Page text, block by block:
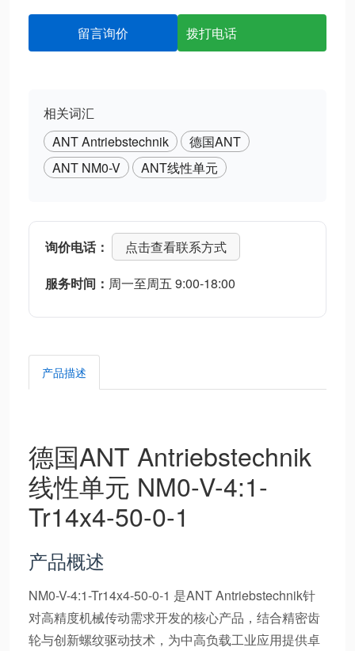
留言询价 拨打电话
相关词汇
ANT Antriebstechnik
德国ANT
ANT NM0-V
ANT线性单元
询价电话：
点击查看联系方式
服务时间： 周一至周五 9:00-18:00
产品描述
德国ANT Antriebstechnik
线性单元 NM0-V-4:1-
Tr14x4-50-0-1
产品概述
NM0-V-4:1-Tr14x4-50-0-1 是ANT Antriebstechnik针
对高精度机械传动需求开发的核心产品，结合精密齿
轮与创新螺纹驱动技术，为中高负载工业应用提供卓